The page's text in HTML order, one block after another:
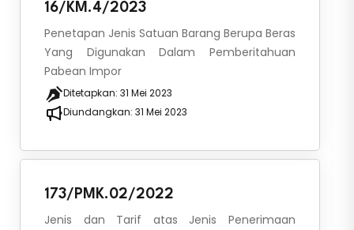
16/KM.4/2023
Penetapan Jenis Satuan Barang Berupa Beras
Yang Digunakan Dalam Pemberitahuan
Pabean Impor
Ditetapkan: 31 Mei 2023
Diundangkan: 31 Mei 2023
173/PMK.02/2022
Jenis dan Tarif atas Jenis Penerimaan